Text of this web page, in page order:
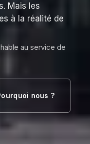
Mais les
à la réalité de
au service de
nous ?